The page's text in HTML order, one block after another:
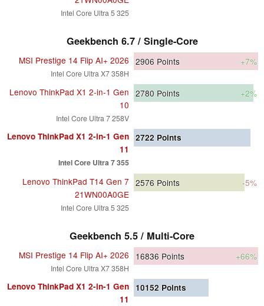
Intel Core Ultra 5 325
Geekbench 6.7 / Single-Core
MSI Prestige 14 Flip AI+ 2026
Intel Core Ultra X7 358H
2906 Points +7%
Lenovo ThinkPad X1 2-in-1 Gen
10
Intel Core Ultra 7 258V
2780 Points +2%
Lenovo ThinkPad X1 2-in-1 Gen
11
Intel Core Ultra 7 355
2722 Points
Lenovo ThinkPad T14 Gen 7
21WN00A0GE
Intel Core Ultra 5 325
2576 Points -5%
Geekbench 5.5 / Multi-Core
MSI Prestige 14 Flip AI+ 2026
Intel Core Ultra X7 358H
16836 Points +66%
Lenovo ThinkPad X1 2-in-1 Gen
11
10152 Points